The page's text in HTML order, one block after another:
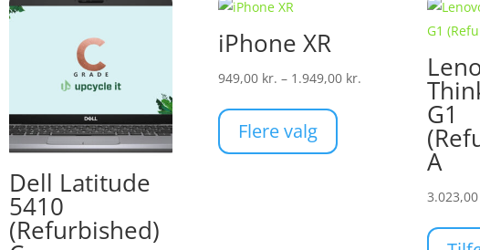
Dell Latitude
5410
(Refurbished)
iPhone XR
949,00 kr. – 1.949,00 kr. Prisinterval:
1.949,00 kr.
Flere valg
har
G1
A
3.023,00